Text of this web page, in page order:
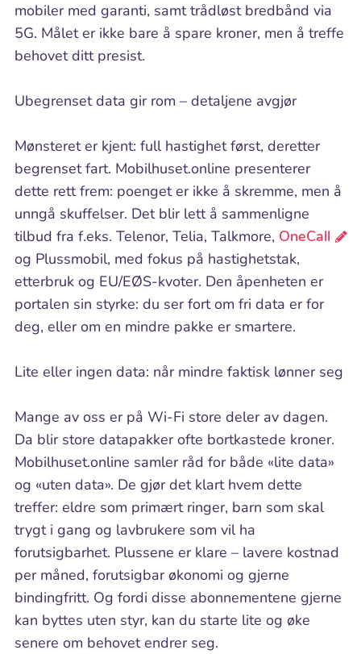
mobiler med garanti, samt trådløst bredbånd via
5G. Målet er ikke bare å spare kroner, men å treffe
behovet ditt presist.
Ubegrenset data gir rom – detaljene avgjør
Mønsteret er kjent: full hastighet først, deretter
begrenset fart. Mobilhuset.online presenterer
dette rett frem: poenget er ikke å skremme, men å
unngå skuffelser. Det blir lett å sammenligne
tilbud fra f.eks. Telenor, Telia, Talkmore, OneCall
og Plussmobil, med fokus på hastighetstak,
etterbruk og EU/EØS-kvoter. Den åpenheten er
portalen sin styrke: du ser fort om fri data er for
deg, eller om en mindre pakke er smartere.
Lite eller ingen data: når mindre faktisk lønner seg
Mange av oss er på Wi-Fi store deler av dagen.
Da blir store datapakker ofte bortkastede kroner.
Mobilhuset.online samler råd for både «lite data»
og «uten data». De gjør det klart hvem dette
treffer: eldre som primært ringer, barn som skal
trygt i gang og lavbrukere som vil ha
forutsigbarhet. Plussene er klare – lavere kostnad
per måned, forutsigbar økonomi og gjerne
bindingfritt. Og fordi disse abonnementene gjerne
kan byttes uten styr, kan du starte lite og øke
senere om behovet endrer seg.